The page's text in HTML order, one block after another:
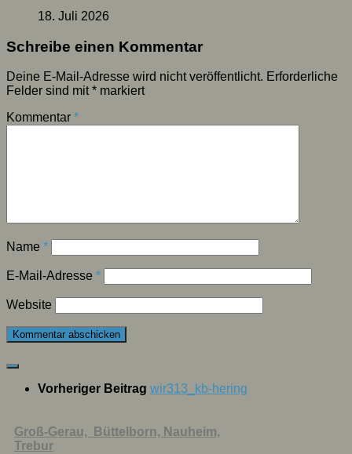
18. Juli 2026
Schreibe einen Kommentar
Deine E-Mail-Adresse wird nicht veröffentlicht. Erforderliche
Felder sind mit* markiert
Kommentar *
Name *
E-Mail-Adresse *
Website
Vorheriger Beitrag wir313_kb-hering
Groß-Gerau, Büttelborn, Nauheim,
Trebur